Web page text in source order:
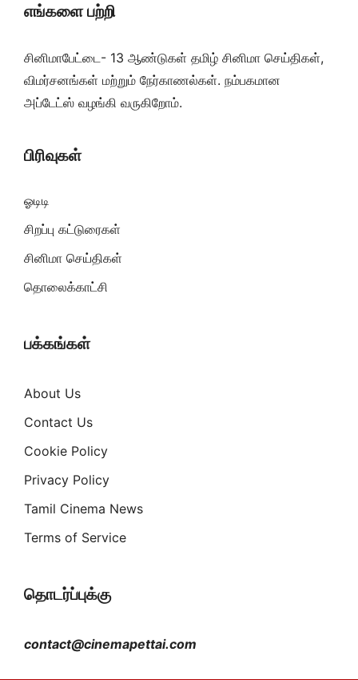
எங்களை பற்றி
சினிமாபேட்டை- 13 ஆண்டுகள் தமிழ் சினிமா செய்திகள்,
விமர்சனங்கள் மற்றும் நேர்காணல்கள். நம்பகமான
அப்டேட்ஸ் வழங்கி வருகிறோம்.
பிரிவுகள்
ஓடிடி
சிறப்பு கட்டுரைகள்
சினிமா செய்திகள்
தொலைக்காட்சி
பக்கங்கள்
About Us
Contact Us
Cookie Policy
Privacy Policy
Tamil Cinema News
Terms of Service
தொடர்ப்புக்கு
contact@cinemapettai.com